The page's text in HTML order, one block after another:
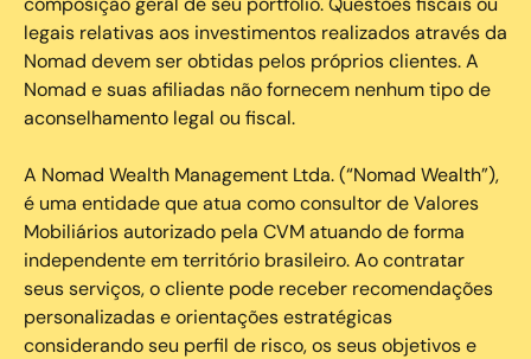
legais relativas aos investimentos realizados através da
Nomad devem ser obtidas pelos próprios clientes. A
Nomad e suas afiliadas não fornecem nenhum tipo de
aconselhamento legal ou fiscal.
A Nomad Wealth Management Ltda. (“Nomad Wealth”),
é uma entidade que atua como consultor de Valores
Mobiliários autorizado pela CVM atuando de forma
independente em território brasileiro. Ao contratar
seus serviços, o cliente pode receber recomendações
personalizadas e orientações estratégicas
considerando seu perfil de risco, os seus objetivos e